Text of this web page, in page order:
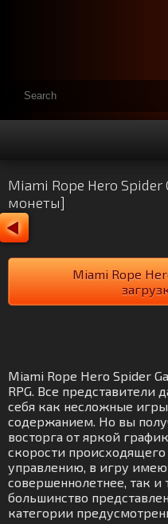
Miami Rope Hero
монеты]
Miami Rope
Miami Rope Hero Spider
RPG. Все представители
себя как несложные
содержанием. Но вы
восторга от яркой
скорости
управлению, в игру
совершеннолетнее, так
большинство
категории